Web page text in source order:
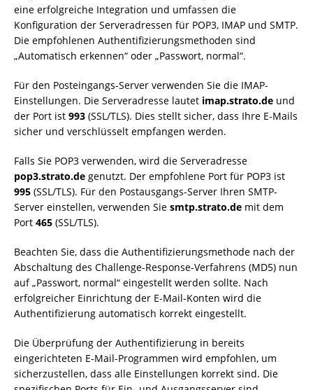
eine erfolgreiche Integration und umfassen die
Konfiguration der Serveradressen für POP3, IMAP und SMTP.
Die empfohlenen Authentifizierungsmethoden sind
„Automatisch erkennen“ oder „Passwort, normal“.
Für den Posteingangs-Server verwenden Sie die IMAP-
Einstellungen. Die Serveradresse lautet imap.strato.de und
der Port ist 993 (SSL/TLS). Dies stellt sicher, dass Ihre E-Mails
sicher und verschlüsselt empfangen werden.
Falls Sie POP3 verwenden, wird die Serveradresse
pop3.strato.de genutzt. Der empfohlene Port für POP3 ist
995 (SSL/TLS). Für den Postausgangs-Server Ihren SMTP-
Server einstellen, verwenden Sie smtp.strato.de mit dem
Port 465 (SSL/TLS).
Beachten Sie, dass die Authentifizierungsmethode nach der
Abschaltung des Challenge-Response-Verfahrens (MD5) nun
auf „Passwort, normal“ eingestellt werden sollte. Nach
erfolgreicher Einrichtung der E-Mail-Konten wird die
Authentifizierung automatisch korrekt eingestellt.
Die Überprüfung der Authentifizierung in bereits
eingerichteten E-Mail-Programmen wird empfohlen, um
sicherzustellen, dass alle Einstellungen korrekt sind. Die